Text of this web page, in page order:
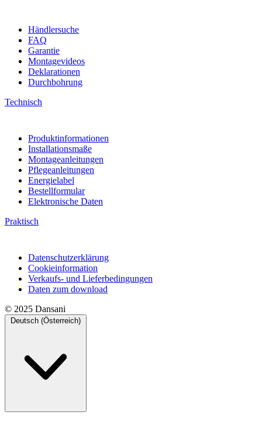
Händlersuche
FAQ
Garantie
Montagevideos
Deklarationen
Durchbohrung
Technisch
Produktinformationen
Installationsmaße
Montageanleitungen
Pflegeanleitungen
Energielabel
Bestellformular
Elektronische Daten
Praktisch
Datenschutzerklärung
Cookieinformation
Verkaufs- und Lieferbedingungen
Daten zum download
© 2025 Dansani
Deutsch (Österreich)